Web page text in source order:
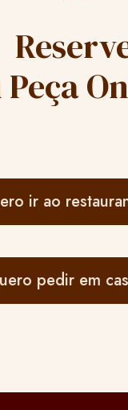
ir ao
pedir em